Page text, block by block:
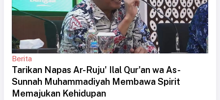
Berita
Tarikan Napas Ar-Ruju' Ilal Qur'an wa As-
Sunnah Muhammadiyah Membawa Spirit
Memajukan Kehidupan